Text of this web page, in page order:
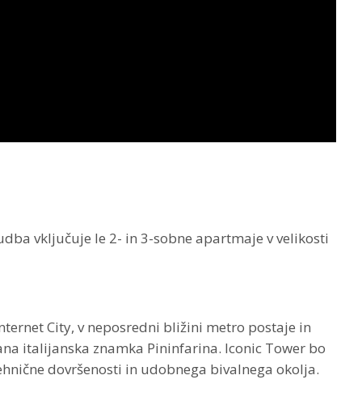
vključuje le 2- in 3-sobne apartmaje v velikosti
City, v neposredni bližini metro postaje in
italijanska znamka Pininfarina. Iconic Tower bo
dovršenosti in udobnega bivalnega okolja.